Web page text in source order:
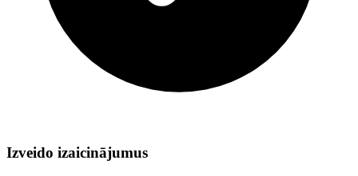
Izveido izaicinājumus